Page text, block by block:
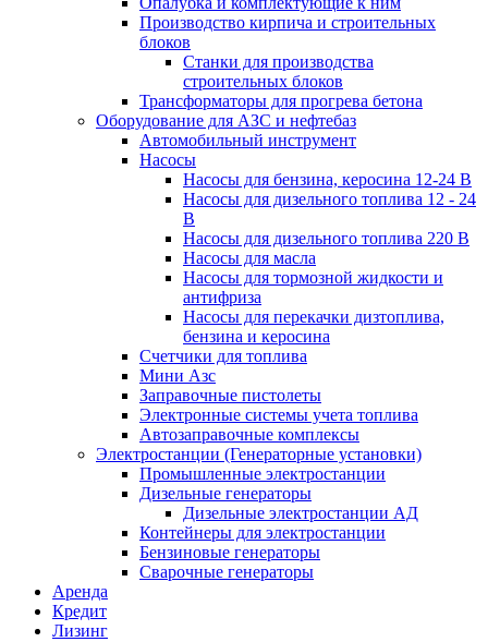
Производство кирпича и строительных
блоков
Cтанки для производства
строительных блоков
Трансформаторы для прогрева бетона
Оборудование для АЗС и нефтебаз
Автомобильный инструмент
Насосы
Насосы для бензина, керосина 12-24 В
Насосы для дизельного топлива 12 - 24
В
Насосы для дизельного топлива 220 В
Насосы для масла
Насосы для тормозной жидкости и
антифриза
Насосы для перекачки дизтоплива,
бензина и керосина
Счетчики для топлива
Мини Азс
Заправочные пистолеты
Электронные системы учета топлива
Автозаправочные комплексы
Электростанции (Генераторные установки)
Промышленные электростанции
Дизельные генераторы
Дизельные электростанции АД
Контейнеры для электростанции
Бензиновые генераторы
Сварочные генераторы
Аренда
Кредит
Лизинг